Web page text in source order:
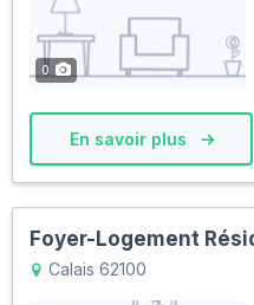
0
En savoir plus
Foyer-Logement
Calais 62100